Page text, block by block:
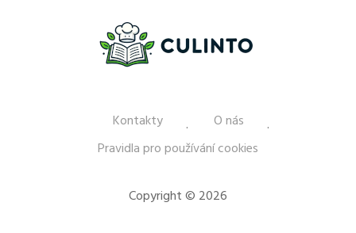
Kontakty
O nás
Pravidla pro používání cookies
Copyright © 2026